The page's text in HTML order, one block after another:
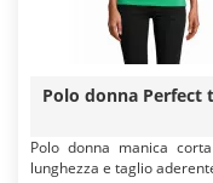
Polo donna Perfect
Polo donna manica
lunghezza e taglio